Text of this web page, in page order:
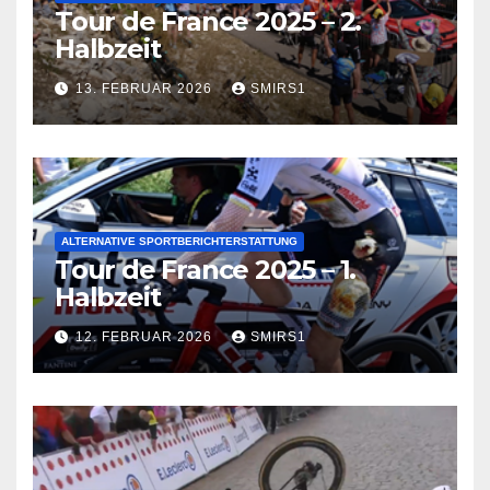
Tour de France 2025 – 2.
Halbzeit
13. FEBRUAR 2026 SMIRS1
ALTERNATIVE SPORTBERICHTERSTATTUNG
Tour de France 2025 – 1.
Halbzeit
12. FEBRUAR 2026 SMIRS1